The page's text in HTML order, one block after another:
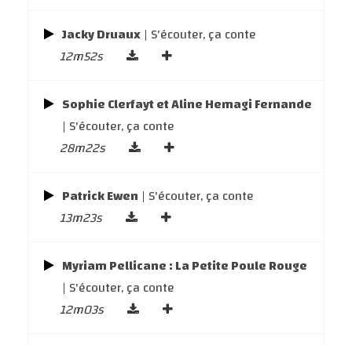
Jacky Druaux | S'écouter, ça conte
12m52s
Sophie Clerfayt et Aline Hemagi Fernande
| S'écouter, ça conte
28m22s
Patrick Ewen | S'écouter, ça conte
13m23s
Myriam Pellicane : La Petite Poule Rouge
| S'écouter, ça conte
12m03s